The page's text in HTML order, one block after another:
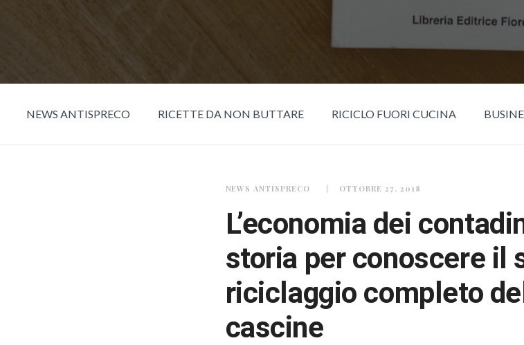
NEWS ANTISPRECO RICETTE DA NON BUTTARE RICICLO FUORI CUCINA
NEWS ANTISPRECO OTTOBRE 27, 2018
L’economia dei
storia per conoscere il
riciclaggio completo
cascine